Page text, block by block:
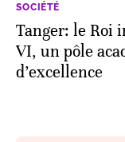
SOCIÉTÉ
Tanger: le Roi
VI, un pôle
d’excellence